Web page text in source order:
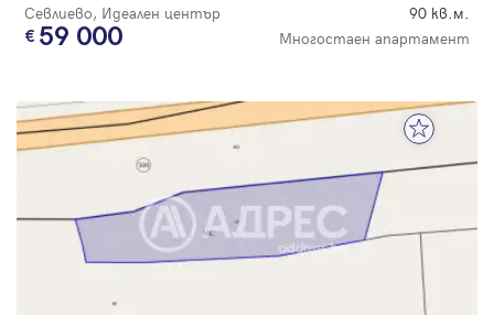
Севлиево, Идеален център 90 кв.м.
59 000 Многостаен апартамент